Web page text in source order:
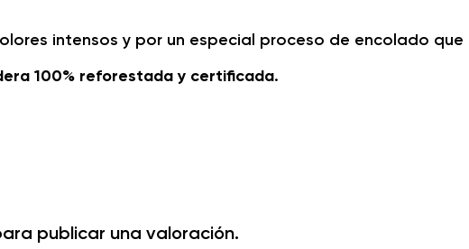
intensos y por un especial proceso de encolado que
100% reforestada y certificada.
publicar una valoración.